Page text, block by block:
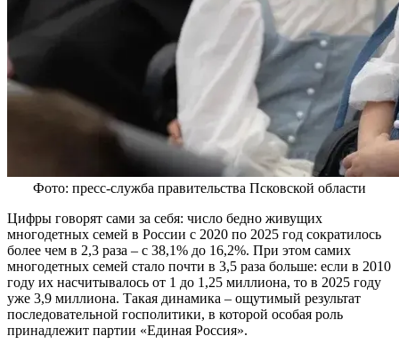
Фото: пресс-служба правительства Псковской области
Цифры говорят сами за себя: число бедно живущих
многодетных семей в России с 2020 по 2025 год сократилось
более чем в 2,3 раза – с 38,1% до 16,2%. При этом самих
многодетных семей стало почти в 3,5 раза больше: если в 2010
году их насчитывалось от 1 до 1,25 миллиона, то в 2025 году
уже 3,9 миллиона. Такая динамика – ощутимый результат
последовательной госполитики, в которой особая роль
принадлежит партии «Единая Россия».